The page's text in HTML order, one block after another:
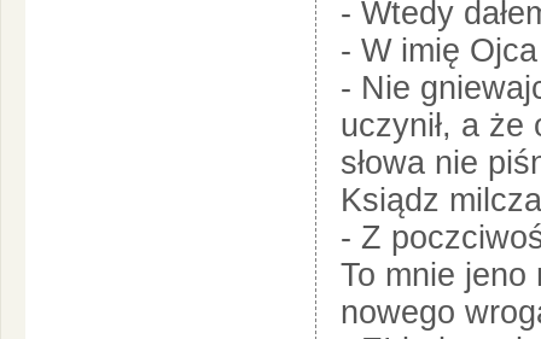
- Wtedy
- W imię
- Nie
uczynił, a że
słowa nie
Ksiądz
- Z
To mnie jeno
nowego